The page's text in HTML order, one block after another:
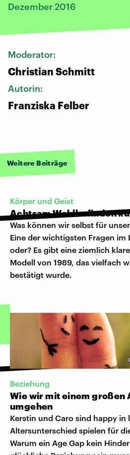
Dezember 2016
Moderator:
Christian Schmitt
Autorin:
Franziska Felber
Weitere Beiträge
Körper und Geist
Achtsam Wohlbefinden
Was können wir selbst für
Eine der wichtigsten Fragen im
oder? Es gibt eine ziemlich
Modell von 1989, das vielfach
bestätigt wurde.
Beziehung
Wie wir mit einem
umgehen
Kerstin und Caro sind happy in
Altersunterschied spielen für
Warum ein Age Gap kein